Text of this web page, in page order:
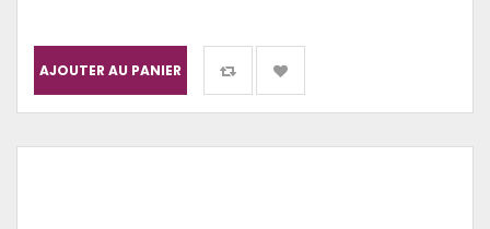
AJOUTER AU PANIER